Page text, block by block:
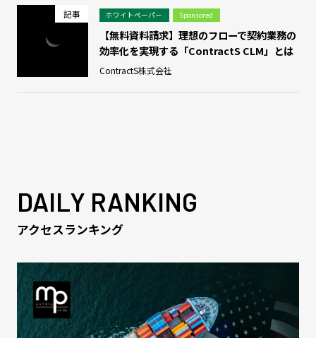
記事 ホワイトペーパー Sponsored
【無料資料請求】理想のフローで契約業務の
効率化を実現する「ContractS CLM」とは
ContractS株式会社
DAILY RANKING
アクセスランキング